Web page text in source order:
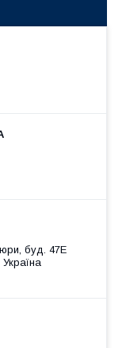
буд. 47Е